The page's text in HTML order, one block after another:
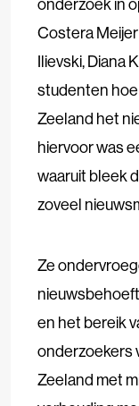
Costera
Ilievski, Diana
studenten
Zeeland het
hiervoor was
waaruit bleek
zoveel
Ze
en het bereik
onderzoekers
Zeeland met